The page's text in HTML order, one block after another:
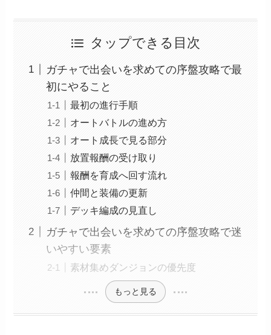
タップできる目次
ガチャで出会いを求めての序盤攻略で最
初にやること
最初の進行手順
オートバトルの進め方
オート成長で見る部分
放置報酬の受け取り
報酬を育成へ回す流れ
仲間と装備の更新
デッキ編成の見直し
ガチャで出会いを求めての序盤攻略で迷
いやすい要素
素材集めダンジョンの優先度
もっと見る